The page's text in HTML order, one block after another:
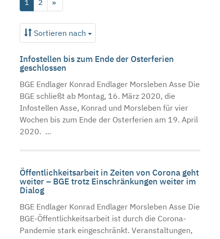
1 2 »
Sortieren nach
Infostellen bis zum Ende der Osterferien
geschlossen
BGE Endlager Konrad Endlager Morsleben Asse Die
BGE schließt ab Montag, 16. März 2020, die
Infostellen Asse, Konrad und Morsleben für vier
Wochen bis zum Ende der Osterferien am 19. April
2020. ...
Öffentlichkeitsarbeit in Zeiten von Corona geht
weiter – BGE trotz Einschränkungen weiter im
Dialog
BGE Endlager Konrad Endlager Morsleben Asse Die
BGE-Öffentlichkeitsarbeit ist durch die Corona-
Pandemie stark eingeschränkt. Veranstaltungen,